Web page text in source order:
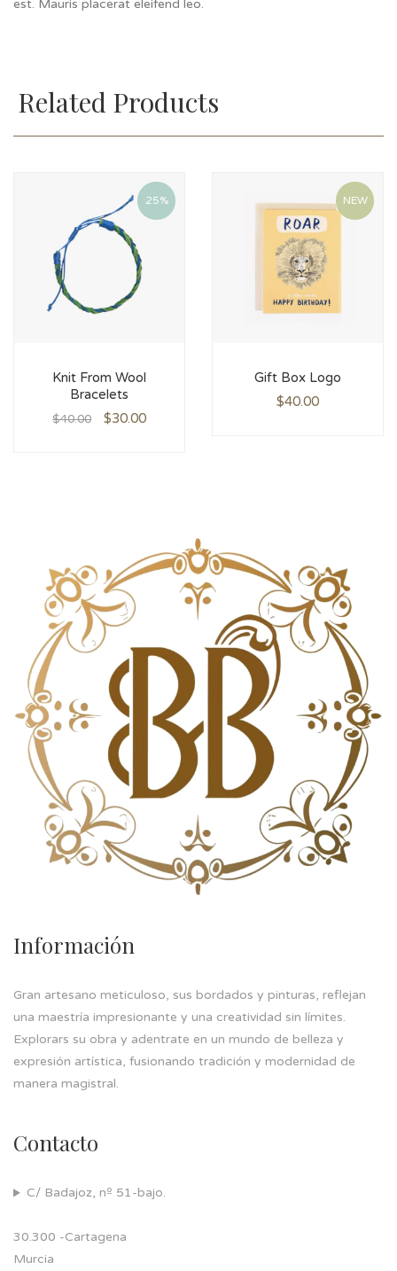
est. Mauris placerat eleifend leo.
Related Products
25%
Knit From Wool
Bracelets
$40.00 $30.00
NEW
Gift Box Logo
$40.00
Información
Gran artesano meticuloso, sus bordados y pinturas, reflejan
una maestría impresionante y una creatividad sin límites.
Explorars su obra y adentrate en un mundo de belleza y
expresión artística, fusionando tradición y modernidad de
manera magistral.
Contacto
C/ Badajoz, nº 51-bajo.
30.300 -Cartagena
Murcia